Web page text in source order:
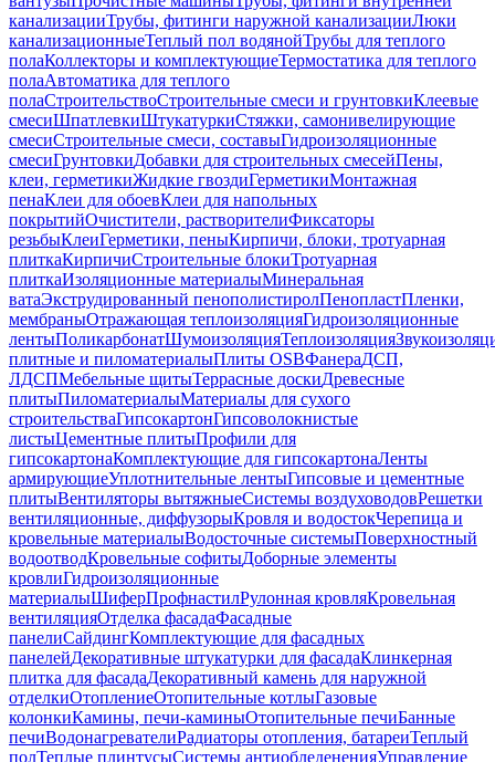
канализацииТрубы, фитинги наружной канализацииЛюки
канализационныеТеплый пол водянойТрубы для теплого
полаКоллекторы и комплектующиеТермостатика для теплого
полаАвтоматика для теплого
полаСтроительствоСтроительные смеси и грунтовкиКлеевые
смесиШпатлевкиШтукатуркиСтяжки, самонивелирующие
смесиСтроительные смеси, составыГидроизоляционные
смесиГрунтовкиДобавки для строительных смесейПены,
клеи, герметикиЖидкие гвоздиГерметикиМонтажная
пенаКлеи для обоевКлеи для напольных
покрытийОчистители, растворителиФиксаторы
резьбыКлеиГерметики, пеныКирпичи, блоки, тротуарная
плиткаКирпичиСтроительные блокиТротуарная
плиткаИзоляционные материалыМинеральная
ватаЭкструдированный пенополистиролПенопластПленки,
мембраныОтражающая теплоизоляцияГидроизоляционные
лентыПоликарбонатШумоизоляцияТеплоизоляция
плитные и пиломатериалыПлиты OSBФанераДСП,
ЛДСПМебельные щитыТеррасные доскиДревесные
плитыПиломатериалыМатериалы для сухого
строительстваГипсокартонГипсоволокнистые
листыЦементные плитыПрофили для
гипсокартонаКомплектующие для гипсокартонаЛенты
армирующиеУплотнительные лентыГипсовые и цементные
плитыВентиляторы вытяжныеСистемы воздуховодовРешетки
вентиляционные, диффузорыКровля и водостокЧерепица и
кровельные материалыВодосточные системыПоверхностный
водоотводКровельные софитыДоборные элементы
кровлиГидроизоляционные
материалыШиферПрофнастилРулонная кровляКровельная
вентиляцияОтделка фасадаФасадные
панелиСайдингКомплектующие для фасадных
панелейДекоративные штукатурки для фасадаКлинкерная
плитка для фасадаДекоративный камень для наружной
отделкиОтоплениеОтопительные котлыГазовые
колонкиКамины, печи-каминыОтопительные печиБанные
печиВодонагревателиРадиаторы отопления, батареиТеплый
полТеплые плинтусыСистемы антиобледененияУправление